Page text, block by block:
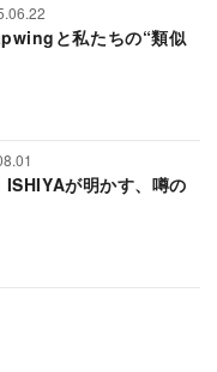
と私たちの“類似
が明かす、噂の